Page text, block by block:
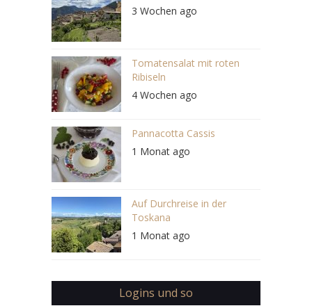
3 Wochen ago
Tomatensalat mit roten
Ribiseln
4 Wochen ago
Pannacotta Cassis
1 Monat ago
Auf Durchreise in der
Toskana
1 Monat ago
Logins und so